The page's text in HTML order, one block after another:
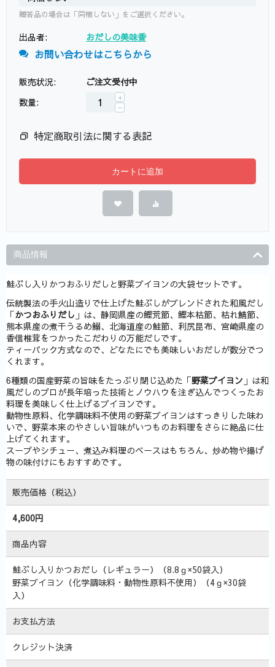
贈答品の場合は「同梱しない」をご選択ください。
出品者: おだしの美味香
お問い合わせはこちらから
販売状況:
ご注文受付中
数量:
+
−
特定商取引法に関する表記
カートに追加
商品情報
鮭ぶし入りかつおふりだしと野菜ブイヨンの大袋セットです。
伝統製法の手火山造りで仕上げた鮭ぶしがブレンドされた和風だし
「かつおふりだし 」は、静岡県産の鰹荒節、鰹本枯節、枯れ鯖節、
熊本県産の煮干うるめ鰯、北海道産の鮭節、利尻昆布、宮崎県産の
香信椎茸をつかったこだわりの万能だしです。
ティーパック方式なので、どなたにでも美味しいおだしが数分でつ
くれます。
6種類の国産野菜の旨味をたっぷり閉じ込めた「野菜ブイヨン 」は和
風だしのプロが長年培った技術とノウハウを注ぎ込んでつくったお
料理を美味しく仕上げるブイヨンです。
動物性原料、化学調味料不使用の野菜ブイヨンはすっきりした味わ
いで、野菜本来のやさしい旨味がいつものお料理をさらに絶品に仕
上げてくれます。
スープやシチュー、煮込み料理のベースはもちろん、炒め物や揚げ
物の味付けにもおすすめです。
販売価格（税込）
4,600円
商品内容
鮭ぶし入りかつおだし（レギュラー）（8.8ｇ×50袋入）
野菜ブイヨン（化学調味料・動物性原料不使用）（4ｇ×30袋
入）
お支払方法
クレジット決済